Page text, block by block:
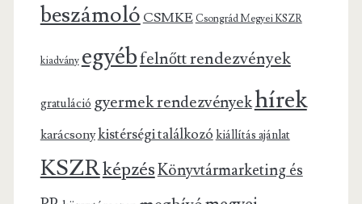
beszámoló CSMKE Csongrád Megyei KSZR
kiadvány egyébfelnőtt rendezvények
gratuláció gyermek rendezvényekhírek
karácsonykistérségi találkozó kiállítás ajánlat
KSZRképzésKönyvtármarketing és